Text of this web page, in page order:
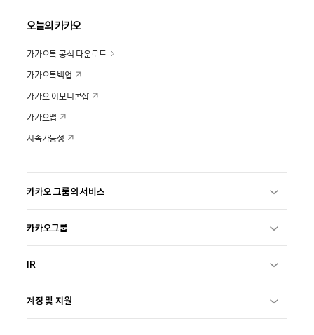
오늘의 카카오
카카오톡 공식 다운로드
카카오톡백업
카카오 이모티콘샵
카카오맵
지속가능성
카카오 그룹의 서비스
카카오그룹
IR
계정 및 지원